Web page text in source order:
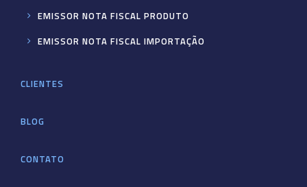
EMISSOR NOTA FISCAL PRODUTO
EMISSOR NOTA FISCAL IMPORTAÇÃO
CLIENTES
BLOG
CONTATO